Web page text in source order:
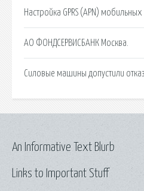
Настройка GPRS (APN)
АО ФОНДСЕРВИСБАНК Москва.
Силовые машины допустили
Links to Important Stuff
An Informative Text Blurb